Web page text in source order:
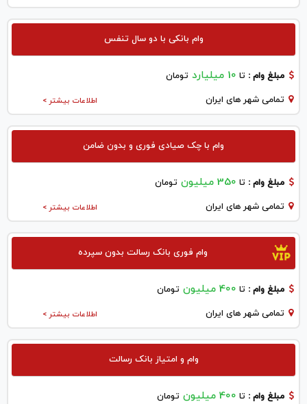
وام بانکی با دو سال تنفس
مبلغ وام : تا 10 میلیارد تومان
اطلاعات بیشتر > تمامی شهر های ایران
وام با چک صیادی فوری و بدون ضامن
مبلغ وام : تا 350 میلیون تومان
اطلاعات بیشتر > تمامی شهر های ایران
وام فوری بانک رسالت بدون سپرده
مبلغ وام : تا 400 میلیون تومان
اطلاعات بیشتر > تمامی شهر های ایران
وام و امتیاز بانک رسالت
مبلغ وام : تا 400 میلیون تومان